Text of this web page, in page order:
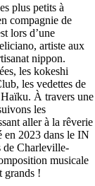
plus petits à
compagnie de
lors d’une
artiste aux
nippon.
les kokeshi
les vedettes de
À travers une
les
aller à la rêverie
en 2023 dans le IN
de Charleville-
musicale
grands !